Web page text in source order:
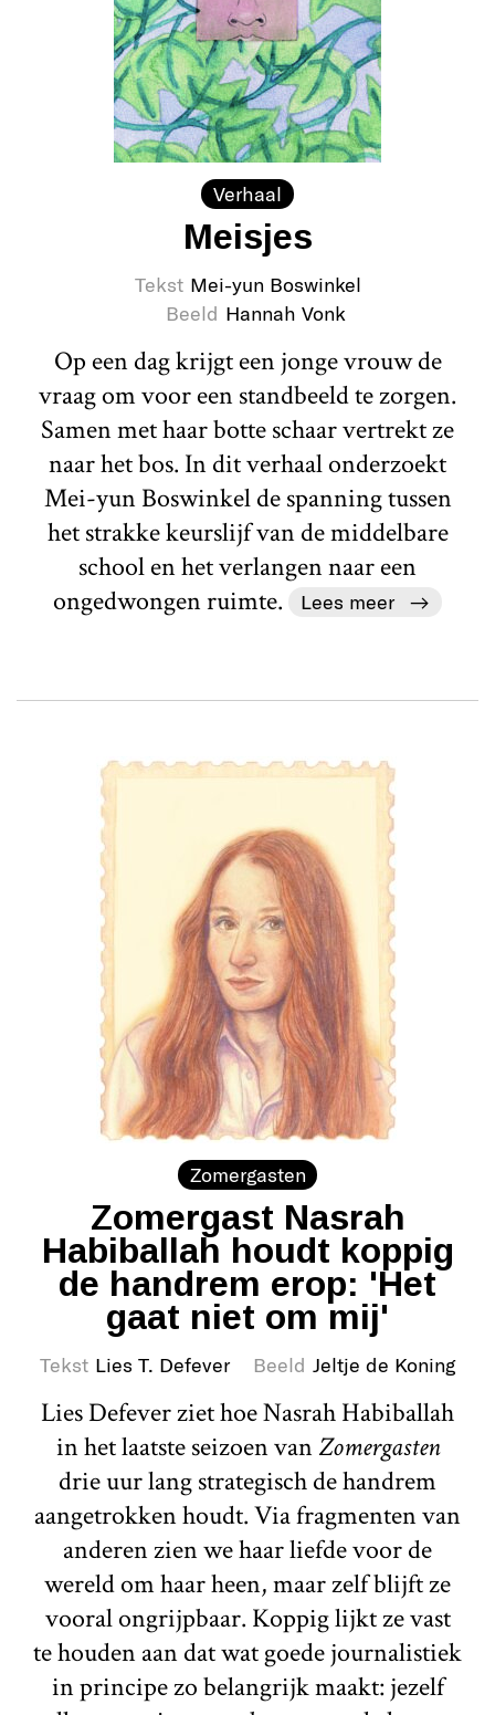
Verhaal
Meisjes
Tekst Mei-yun Boswinkel
Beeld Hannah Vonk
Op een dag krijgt een jonge vrouw de
vraag om voor een standbeeld te zorgen.
Samen met haar botte schaar vertrekt ze
naar het bos. In dit verhaal onderzoekt
Mei-yun Boswinkel de spanning tussen
het strakke keurslijf van de middelbare
school en het verlangen naar een
ongedwongen ruimte.
Lees meer
Zomergasten
Zomergast Nasrah
Habiballah houdt koppig
de handrem erop: 'Het
gaat niet om mij'
Tekst Lies T. Defever Beeld Jeltje de Koning
Lies Defever ziet hoe Nasrah Habiballah
in het laatste seizoen vanZomergasten
drie uur lang strategisch de handrem
aangetrokken houdt. Via fragmenten van
anderen zien we haar liefde voor de
wereld om haar heen, maar zelf blijft ze
vooral ongrijpbaar. Koppig lijkt ze vast
te houden aan dat wat goede journalistiek
in principe zo belangrijk maakt: jezelf